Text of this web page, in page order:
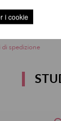
- Firetoys F-
di spedizione
i cookie